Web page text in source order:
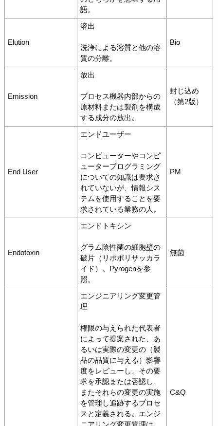
語。
Elution
溶出
洗浄による溶質と他の溶
質の分離。
Bio
Emission
放出
プロセス機器内部からの
原材料または製剤を構成
する成分の放出。
封じ込め
（第2版）
End User
エンドユーザー
コンピューターやコンピ
ュータープログラミング
についての知識は要求さ
れていないが、情報シス
テムを使用することを要
求されている業務の人。
PM
Endotoxin
エンドトキシン
グラム陰性菌の細胞壁の
破片（リポポリサッカラ
イド）。Pyrogenを参
照。
無菌
エンジニアリング変更管
理
権限の与えられた代表者
によって提案された、あ
るいは実際の変更の（製
品の品質に与える）影響
度をレビューし、その要
求を承認または否認し、
またそれらの変更の実施
を管理し追跡するプロセ
スと定義される。エンジ
C&Q